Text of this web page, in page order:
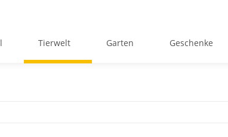
Tierwelt Garten Geschenke